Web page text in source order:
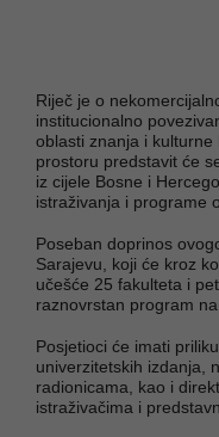
Riječ je o
institucionalno
oblasti znanja i
prostoru predstavit će
iz cijele Bosne i
istraživanja i programe
Poseban doprinos
Sarajevu, koji će kroz
učešće 25 fakulteta i
raznovrstan program
Posjetioci će imati
univerzitetskih izdanja,
radionicama, kao i
istraživačima i